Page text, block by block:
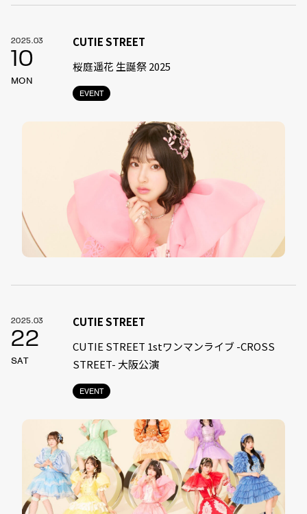
2025.03
10
MON
EVENT
CUTIE STREET
桜庭遥花 生誕祭 2025
2025.03
22
SAT
EVENT
CUTIE STREET
CUTIE STREET 1stワンマンライブ -CROSS
STREET- 大阪公演